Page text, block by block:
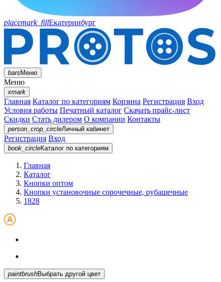
placemark_fillЕкатеринбург
barsМеню
Меню
xmark
Главная Каталог по категориям Корзина Регистрация Вход
Условия работы Печатный каталог Скачать прайс-лист
Скидки Стать дилером О компании Контакты
person_crop_circleЛичный кабинет
Регистрация Вход
book_circleКаталог по категориям
Главная
Каталог
Кнопки оптом
Кнопки установочные сорочечные, рубашечные
1828
paintbrush Выбрать другой цвет